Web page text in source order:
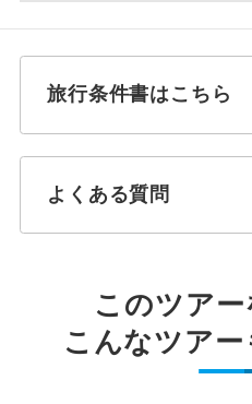
旅行条件書はこちら
よくある質問
このツア
こんなツア